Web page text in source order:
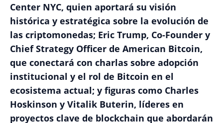
Center NYC, quien aportará su visión
histórica y estratégica sobre la evolución de
las criptomonedas; Eric Trump, Co-Founder y
Chief Strategy Officer de American Bitcoin,
que conectará con charlas sobre adopción
institucional y el rol de Bitcoin en el
ecosistema actual; y figuras como Charles
Hoskinson y Vitalik Buterin, líderes en
proyectos clave de blockchain que abordarán